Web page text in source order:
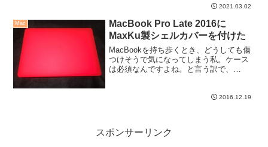
ードこそ至高という意見が多いですが、
キーボードは入力デバイスとしていろん
な好みの認められるべ...
2021.03.02
Mac
MacBook Pro Late 2016に
MaxKu製シェルカバーを付けた
MacBookを持ち歩くとき、どうしても傷
つけそうで気になってしまう私。ケース
は必須なんですよね。と言う訳で、
2016.12.19
スポンサーリンク